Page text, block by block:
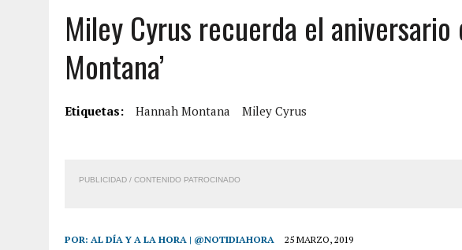
3 AGOSTO, 2026
YARACUY: INTENTÓ DESCONECTAR SU NEVERA MIENTRAS LA CASA SE
2 AGOSTO, 2026 | AYUDABA A PERSONAS EN SITUACIÓN DE CALLE Y MURIÓ A MANOS DE
7 AGOSTO, 2026
MISTERIOSA MUERTE DE MODELO EN MONAGAS: HALLARON EL CUERPO
Miley Cyrus recuerda el aniversario
Montana’
Etiquetas: Hannah Montana Miley Cyrus
PUBLICIDAD / CONTENIDO PATROCINADO
POR: AL DÍA Y A LA HORA | @NOTIDIAHORA 25 MARZO, 2019